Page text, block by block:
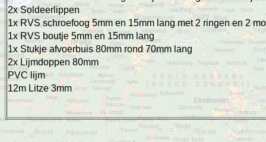
2x Soldeerlippen
1x RVS schroefoog 5mm en 15mm lang met 2 ringen en 2
1x RVS boutje 5mm en 15mm lang
1x Stukje afvoerbuis 80mm rond 70mm lang
2x Lijmdoppen 80mm
PVC lijm
12m Litze 3mm